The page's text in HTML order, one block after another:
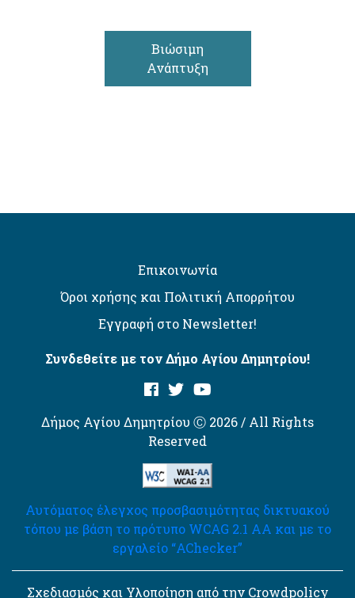
Βιώσιμη
Ανάπτυξη
Επικοινωνία
Όροι χρήσης και Πολιτική Απορρήτου
Εγγραφή στο Newsletter!
Συνδεθείτε με τον Δήμο Αγίου Δημητρίου!
Δήμος Αγίου Δημητρίου Ⓒ 2026 / All Rights
Reserved
Αυτόματος έλεγχος προσβασιμότητας δικτυακού
τόπου με βάση το πρότυπο WCAG 2.1 AA και με το
εργαλείο “AChecker”
Σχεδιασμός και Υλοποίηση από την Crowdpolicy